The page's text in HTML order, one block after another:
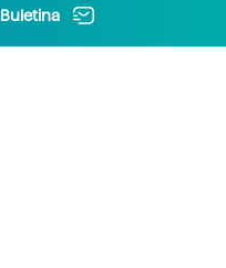
Buletina